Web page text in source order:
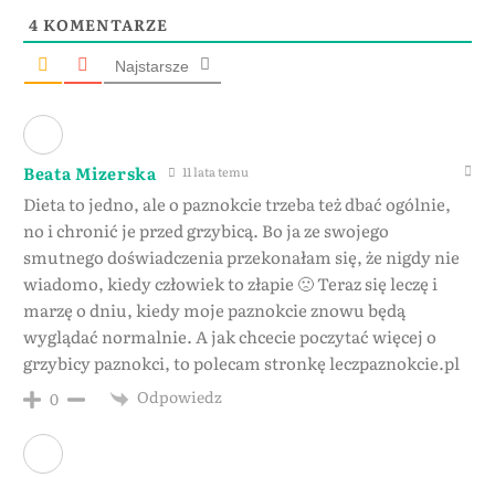
4 KOMENTARZE
Najstarsze
Beata Mizerska 11 lata temu
Dieta to jedno, ale o paznokcie trzeba też dbać ogólnie,
no i chronić je przed grzybicą. Bo ja ze swojego
smutnego doświadczenia przekonałam się, że nigdy nie
wiadomo, kiedy człowiek to złapie 🙁 Teraz się leczę i
marzę o dniu, kiedy moje paznokcie znowu będą
wyglądać normalnie. A jak chcecie poczytać więcej o
grzybicy paznokci, to polecam stronkę leczpaznokcie.pl
0 Odpowiedz